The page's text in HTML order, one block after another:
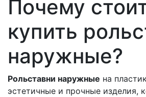
Почему
купить
наружные?
Рольставни наружные на
эстетичные и прочные изделия,